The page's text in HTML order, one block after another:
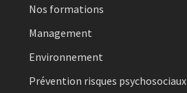
Nos formations
Management
Environnement
Prévention risques psychosociaux